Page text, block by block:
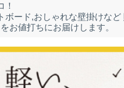
！
ボード,おしゃれな壁掛けな
お値打ちにお届けします。